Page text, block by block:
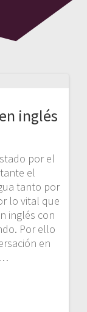
inglés
por el
el
tanto por
lo vital que
inglés con
Por ello
en